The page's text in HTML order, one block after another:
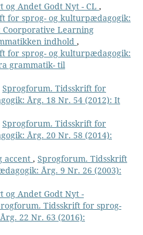
og Andet Godt Nyt - CL ,
for sprog- og kulturpædagogik:
Coorporative Learning
indhold ,
for sprog- og kulturpædagogik:
grammatik- til
Sprogforum. Tidsskrift for
Årg. 18 Nr. 54 (2012): It
Sprogforum. Tidsskrift for
Årg. 20 Nr. 58 (2014):
accent , Sprogforum. Tidsskrift
Årg. 9 Nr. 26 (2003):
og Andet Godt Nyt -
Tidsskrift for sprog-
22 Nr. 63 (2016):